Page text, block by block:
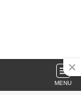
MENU